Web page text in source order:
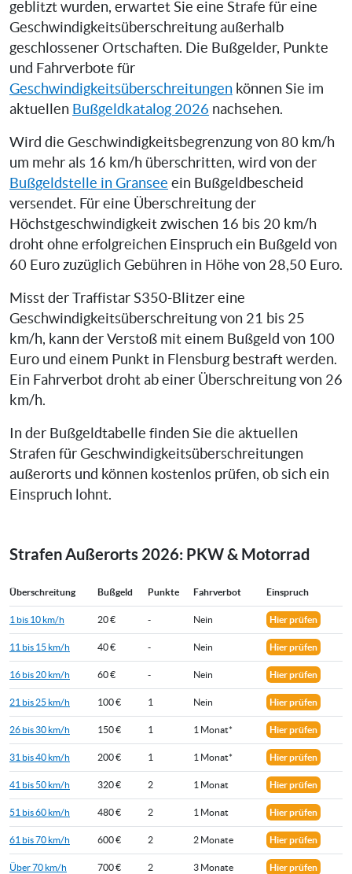
geblitzt wurden, erwartet Sie eine Strafe für eine
Geschwindigkeitsüberschreitung außerhalb
geschlossener Ortschaften. Die Bußgelder, Punkte
und Fahrverbote für
Geschwindigkeitsüberschreitungen können Sie im
aktuellen Bußgeldkatalog 2026 nachsehen.
Wird die Geschwindigkeitsbegrenzung von 80 km/h
um mehr als 16 km/h überschritten, wird von der
Bußgeldstelle in Gransee ein Bußgeldbescheid
versendet. Für eine Überschreitung der
Höchstgeschwindigkeit zwischen 16 bis 20 km/h
droht ohne erfolgreichen Einspruch ein Bußgeld von
60 Euro zuzüglich Gebühren in Höhe von 28,50 Euro.
Misst der Traffistar S350-Blitzer eine
Geschwindigkeitsüberschreitung von 21 bis 25
km/h, kann der Verstoß mit einem Bußgeld von 100
Euro und einem Punkt in Flensburg bestraft werden.
Ein Fahrverbot droht ab einer Überschreitung von 26
km/h.
In der Bußgeldtabelle finden Sie die aktuellen
Strafen für Geschwindigkeitsüberschreitungen
außerorts und können kostenlos prüfen, ob sich ein
Einspruch lohnt.
Strafen Außerorts 2026: PKW & Motorrad
Überschreitung Bußgeld Punkte Fahrverbot Einspruch
1 bis 10 km/h 20 € - Nein Hier prüfen
11 bis 15 km/h 40 € - Nein Hier prüfen
16 bis 20 km/h 60 € - Nein Hier prüfen
21 bis 25 km/h 100 € 1 Nein Hier prüfen
26 bis 30 km/h 150 € 1 1 Monat* Hier prüfen
31 bis 40 km/h 200 € 1 1 Monat* Hier prüfen
41 bis 50 km/h 320 € 2 1 Monat Hier prüfen
51 bis 60 km/h 480 € 2 1 Monat Hier prüfen
61 bis 70 km/h 600 € 2 2 Monate Hier prüfen
Über 70 km/h 700 € 2 3 Monate Hier prüfen